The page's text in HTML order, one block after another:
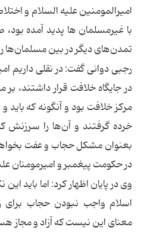
امیرالمومنین علیه السلام و
با غیرمسلمان ها پدید آمده بود،
تمدن‌های دیگر در بین مسلمان‌ها
رجبی دوانی گفت: در نقلی داریم
در جایگاه خلافت قرار داشتند،
مرکز خلافت بود و آنگونه که باید
خرده گرفتند و آن‌ها را سرزنش
بعنوان مشکل حجاب و عفت
در حکومت پیغمبر و امیرمومنان
وی در پایان اظهار کرد: اما باید
اسلام واجب نبودن حجاب برای
معنای این نیست که آزاد و مجاز